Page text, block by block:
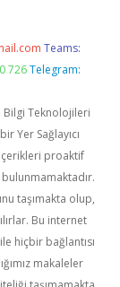
Teams:
726 Telegram:
Bilgi Teknolojileri
Yer Sağlayıcı
proaktif
taşımakta olup,
Bu internet
hiçbir bağlantısı
makaleler